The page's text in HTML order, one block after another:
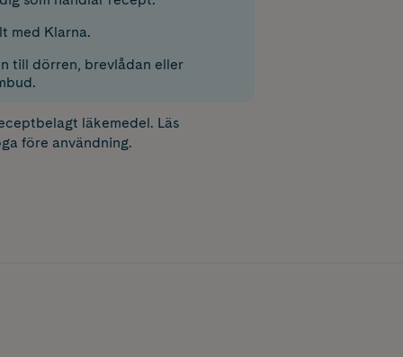
med Klarna.
till dörren, brevlådan eller
läkemedel. Läs
före användning.